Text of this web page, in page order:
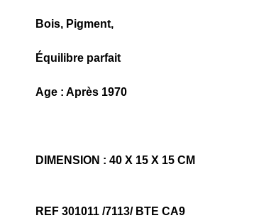
Bois, Pigment,
Équilibre parfait
Age : Après 1970
DIMENSION : 40 X 15 X 15 CM
REF 301011 /7113/ BTE CA9